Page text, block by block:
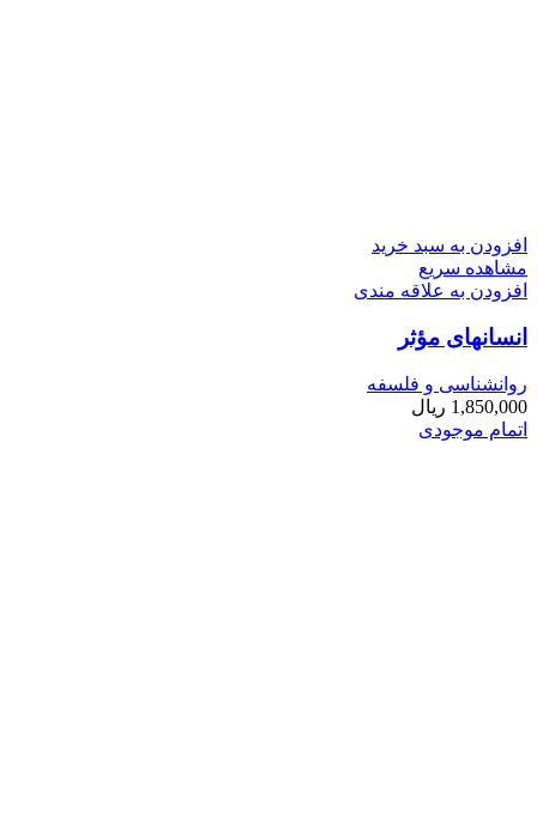
افزودن به سبد خرید
مشاهده سریع
افزودن به علاقه مندی
انسانهای مؤثر
روانشناسی و فلسفه
1,850,000 ریال
اتمام موجودی